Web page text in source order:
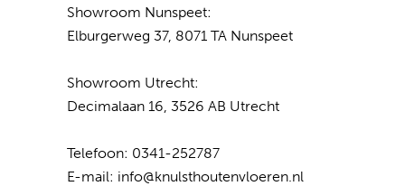
Showroom Nunspeet:
Elburgerweg 37, 8071 TA Nunspeet
Showroom Utrecht:
Decimalaan 16, 3526 AB Utrecht
Telefoon: 0341-252787
E-mail: info@knulsthoutenvloeren.nl